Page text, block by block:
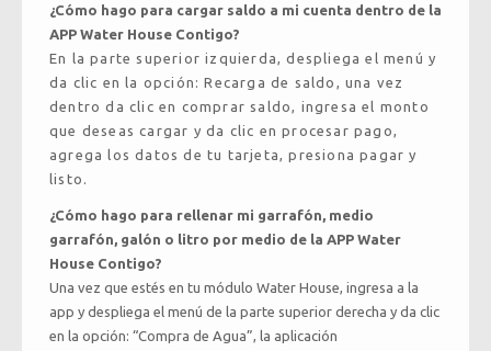
¿Cómo hago para cargar saldo a mi cuenta dentro de la
APP Water House Contigo?
En la parte superior izquierda, despliega el menú y
da clic en la opción: Recarga de saldo, una vez
dentro da clic en comprar saldo, ingresa el monto
que deseas cargar y da clic en procesar pago,
agrega los datos de tu tarjeta, presiona pagar y
listo.
¿Cómo hago para rellenar mi garrafón, medio
garrafón, galón o litro por medio de la APP Water
House Contigo?
Una vez que estés en tu módulo Water House, ingresa a la
app y despliega el menú de la parte superior derecha y da clic
en la opción: “Compra de Agua”, la aplicación